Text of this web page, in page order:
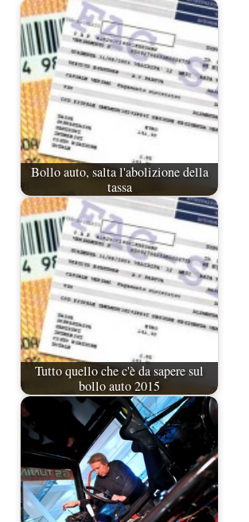
Bollo auto, salta l'abolizione della
tassa
Tutto quello che c'è da sapere sul
bollo auto 2015